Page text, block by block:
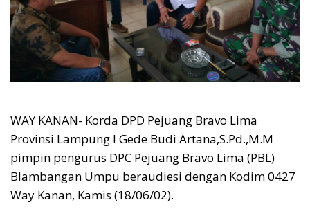
WAY KANAN- Korda DPD Pejuang Bravo Lima
Provinsi Lampung I Gede Budi Artana,S.Pd.,M.M
pimpin pengurus DPC Pejuang Bravo Lima (PBL)
Blambangan Umpu beraudiesi dengan Kodim 0427
Way Kanan, Kamis (18/06/02).